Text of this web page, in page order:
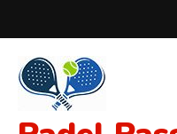
to
content